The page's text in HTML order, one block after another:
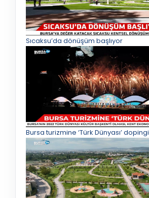
Sıcaksu’da dönüşüm başlıyor
Bursa turizmine ‘Türk Dünyası’ dopingi